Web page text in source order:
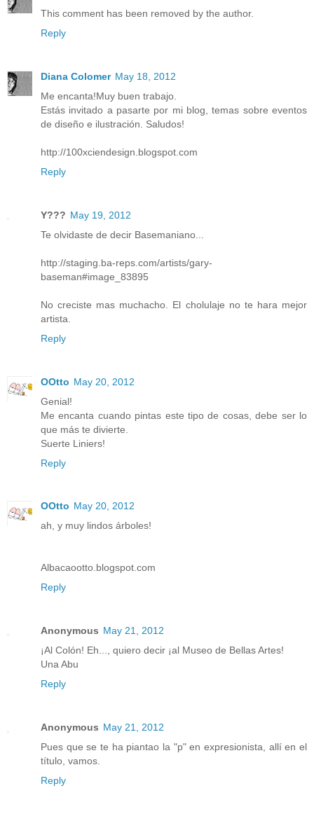
This comment has been removed by the author.
Reply
Diana Colomer May 18, 2012
Me encanta!Muy buen trabajo.
Estás invitado a pasarte por mi blog, temas sobre eventos
de diseño e ilustración. Saludos!
http://100xciendesign.blogspot.com
Reply
Y??? May 19, 2012
Te olvidaste de decir Basemaniano...
http://staging.ba-reps.com/artists/gary-
baseman#image_83895
No creciste mas muchacho. El cholulaje no te hara mejor
artista.
Reply
OOtto May 20, 2012
Genial!
Me encanta cuando pintas este tipo de cosas, debe ser lo
que más te divierte.
Suerte Liniers!
Reply
OOtto May 20, 2012
ah, y muy lindos árboles!
Albacaootto.blogspot.com
Reply
Anonymous May 21, 2012
¡Al Colón! Eh..., quiero decir ¡al Museo de Bellas Artes!
Una Abu
Reply
Anonymous May 21, 2012
Pues que se te ha piantao la "p" en expresionista, allí en el
título, vamos.
Reply